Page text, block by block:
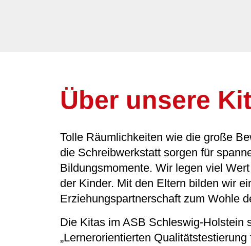
Über unsere
Tolle Räumlichkeiten wie die große
die Schreibwerkstatt sorgen für
Bildungsmomente. Wir legen viel
der Kinder. Mit den Eltern bilden wir
Erziehungspartnerschaft zum Wohle
Die Kitas im ASB Schleswig-Holstein
„Lernerorientierten Qualitätstestierung